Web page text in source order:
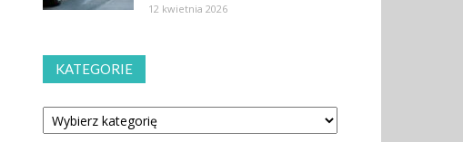
12 kwietnia 2026
KATEGORIE
Kategorie